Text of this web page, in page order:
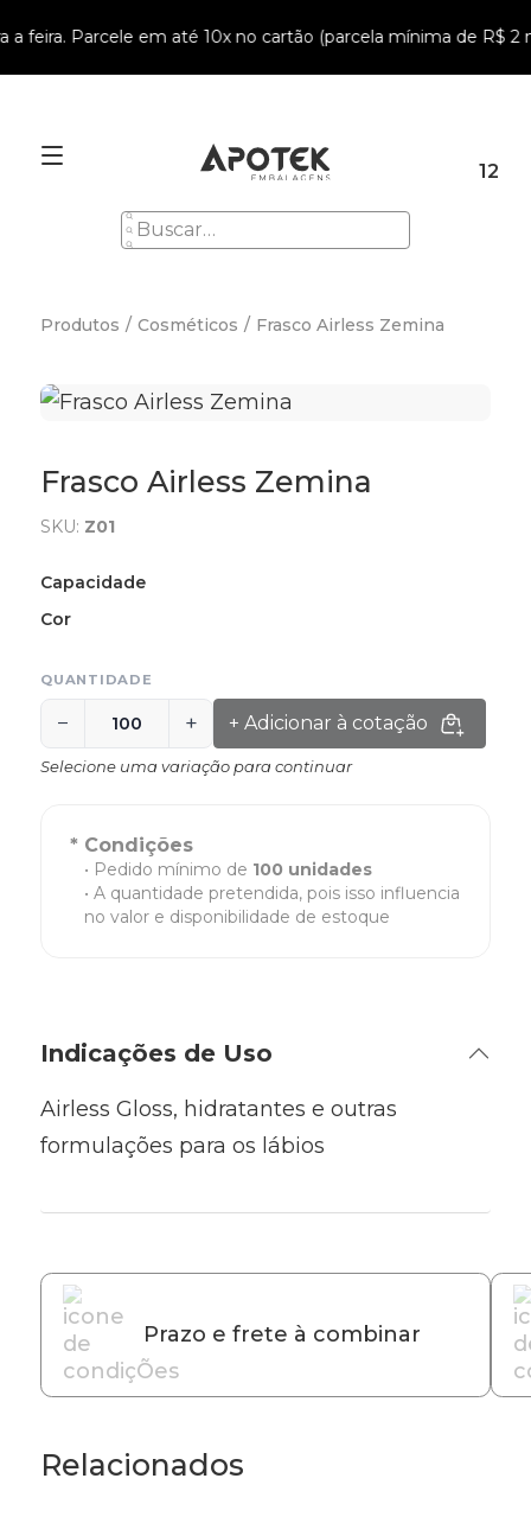
feira. Parcele em até 10x no cartão (parcela mínima de R$ 2
12
Produtos / Cosméticos / Frasco Airless Zemina
Frasco Airless Zemina
SKU: Z01
Capacidade
Cor
QUANTIDADE
− + + Adicionar à cotação
Selecione uma variação para continuar
* Condições
Pedido mínimo de 100 unidades
A quantidade pretendida, pois isso influencia
no valor e disponibilidade de estoque
Indicações de Uso
Airless Gloss, hidratantes e outras
formulações para os lábios
Prazo e frete à combinar
Relacionados